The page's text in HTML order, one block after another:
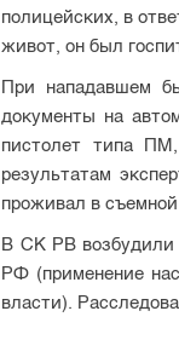
полицейских, в
живот, он был
При нападавшем
документы на
пистолет типа
результатам
проживал в
В СК РВ возбудили
РФ (применение
власти).